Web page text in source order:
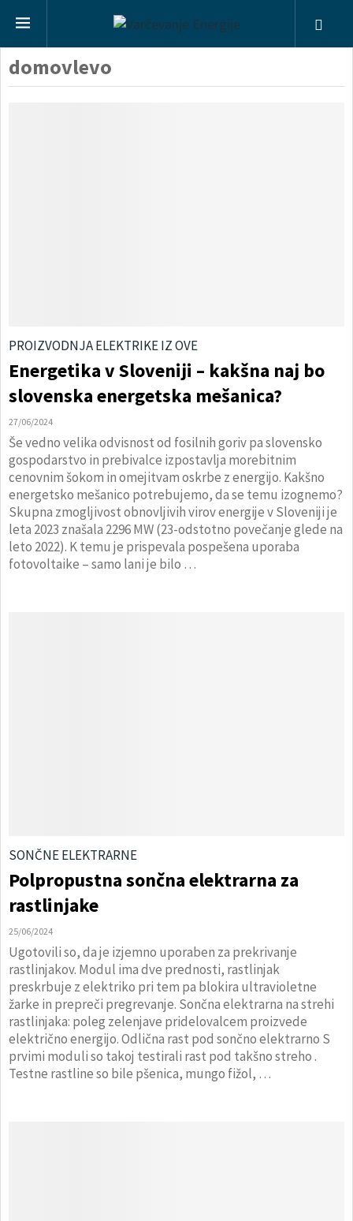
domovlevo
PROIZVODNJA ELEKTRIKE IZ OVE
Energetika v Sloveniji – kakšna naj bo
slovenska energetska mešanica?
27/06/2024
Še vedno velika odvisnost od fosilnih goriv pa slovensko
gospodarstvo in prebivalce izpostavlja morebitnim
cenovnim šokom in omejitvam oskrbe z energijo. Kakšno
energetsko mešanico potrebujemo, da se temu izognemo?
Skupna zmogljivost obnovljivih virov energije v Sloveniji je
leta 2023 znašala 2296 MW (23-odstotno povečanje glede na
leto 2022). K temu je prispevala pospešena uporaba
fotovoltaike – samo lani je bilo …
SONČNE ELEKTRARNE
Polpropustna sončna elektrarna za
rastlinjake
25/06/2024
Ugotovili so, da je izjemno uporaben za prekrivanje
rastlinjakov. Modul ima dve prednosti, rastlinjak
preskrbuje z elektriko pri tem pa blokira ultravioletne
žarke in prepreči pregrevanje. Sončna elektrarna na strehi
rastlinjaka: poleg zelenjave pridelovalcem proizvede
električno energijo. Odlična rast pod sončno elektrarno S
prvimi moduli so takoj testirali rast pod takšno streho .
Testne rastline so bile pšenica, mungo fižol, …